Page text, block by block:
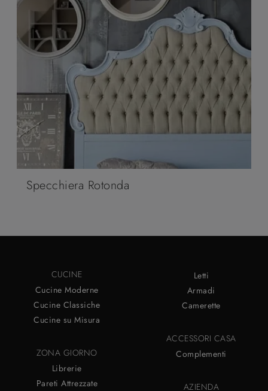
Specchiera Rotonda
CUCINE
Cucine Moderne
Cucine Classiche
Cucine su Misura
ZONA GIORNO
Librerie
Pareti Attrezzate
Letti
Armadi
Camerette
ACCESSORI CASA
Complementi
AZIENDA